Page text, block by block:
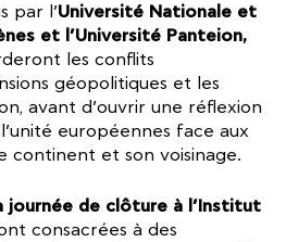
par l’Université Nationale et
et l’Université Panteion,
les conflits
géopolitiques et les
avant d’ouvrir une réflexion
européennes face aux
continent et son voisinage.
journée de clôture à l’Institut
consacrées à des